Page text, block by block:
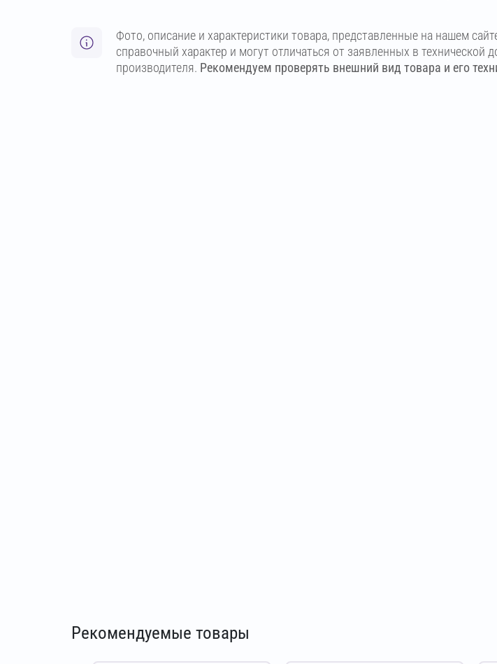
Фото, описание и характеристики товара, представленные на нашем
справочный характер и могут отличаться от заявленных в технической
производителя. Рекомендуем проверять внешний вид товара и его
Рекомендуемые товары